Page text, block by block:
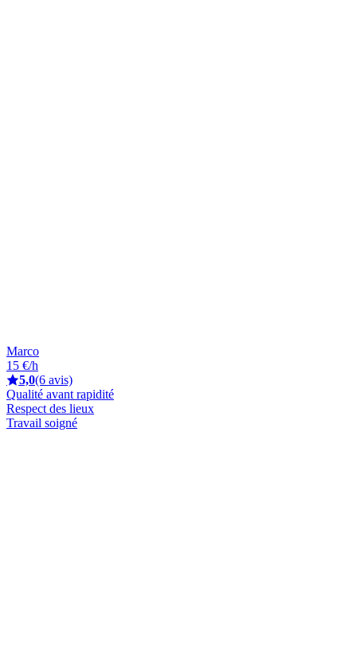
Marco
15 €/h
5,0(6 avis)
Qualité avant rapidité
Respect des lieux
Travail soigné